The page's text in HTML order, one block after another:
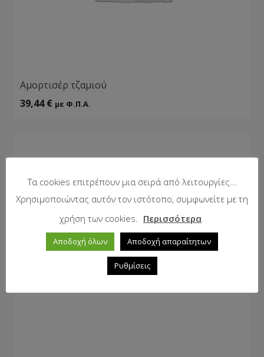
Αμορτισέρ τζαμιού
39,44€ με Φ.Π.Α.
Τα cookies επιτρέπουν μια σειρά από λειτουργίες...
Χρησιμοποιώντας αυτόν τον ιστότοπο, συμφωνείτε με τη
χρήση των cookies. Περισσότερα
Αποδοχή όλων Αποδοχή απαραίτητων
Ρυθμίσεις